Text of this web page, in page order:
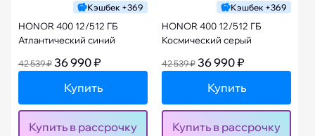
Кэшбек +369
HONOR 400 12/512 ГБ
Атлантический синий
42 539 ₽ 36 990 ₽
Купить
Купить в рассрочку
Кэшбек +369
HONOR 400 12/512 ГБ
Космический серый
42 539 ₽ 36 990 ₽
Купить
Купить в рассрочку